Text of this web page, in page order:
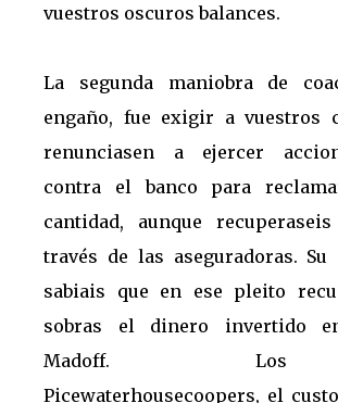
vuestros oscuros balances.
La segunda maniobra de
engaño, fue exigir a vuestros
renunciasen a ejercer
contra el banco para
cantidad, aunque
través de las aseguradoras. Su
sabiais que en ese pleito
sobras el dinero invertido
Madoff. Los
Picewaterhousecoopers, el